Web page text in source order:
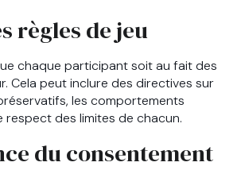
règles de jeu
chaque participant soit au fait des
Cela peut inclure des directives sur
les comportements
respect des limites de chacun.
du consentement